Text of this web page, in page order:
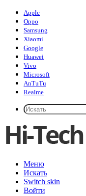
Apple
Oppo
Samsung
Xiaomi
Google
Huawei
Vivo
Microsoft
AnTuTu
Realme
Меню
Искать
Switch skin
Войти